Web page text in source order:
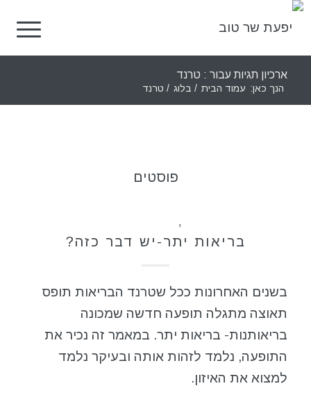
ארכיון תגיות עבור : טרנד
הנך כאן: עמוד הבית / בלוג / טרנד
פוסטים
,
בריאות יתר-יש דבר כזה?
בשנים האחרונות ככל שטרנד הבריאות תופס
תאוצה מתגלה תופעה חדשה שמכונה
בריאותנות- בריאות יתר. במאמר זה נכיר את
התופעה, נלמד לזהות אותה ובעיקר נלמד
למצוא את האיזון.